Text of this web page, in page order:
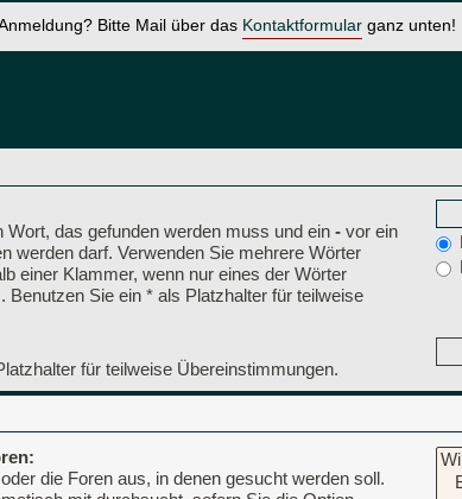
Bitte Mail über das Kontaktformular ganz unten! |
Wort, das gefunden werden muss und ein - vor ein
werden darf. Verwenden Sie mehrere Wörter
einer Klammer, wenn nur eines der Wörter
Benutzen Sie ein * als Platzhalter für teilweise
für teilweise Übereinstimmungen.
die Foren aus, in denen gesucht werden soll.